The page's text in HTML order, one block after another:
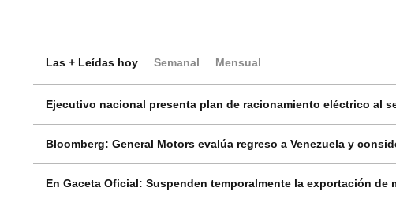
Las + Leídas hoy Semanal Mensual
Ejecutivo nacional presenta plan de racionamiento eléctrico al
Bloomberg: General Motors evalúa regreso a Venezuela y
En Gaceta Oficial: Suspenden temporalmente la exportación